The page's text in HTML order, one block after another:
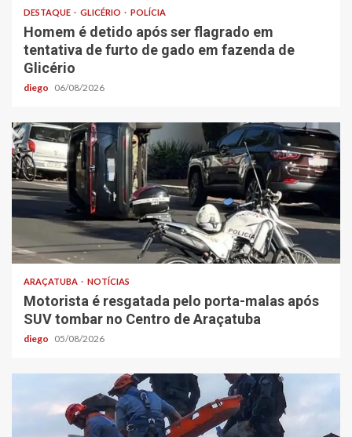
DESTAQUE GLICÉRIO POLÍCIA
Homem é detido após ser flagrado em
tentativa de furto de gado em fazenda de
Glicério
diego 06/08/2026
ARAÇATUBA NOTÍCIAS
Motorista é resgatada pelo porta-malas após
SUV tombar no Centro de Araçatuba
diego 05/08/2026